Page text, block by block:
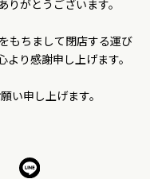
がとうございます。
もちまして閉店する運び
より感謝申し上げます。
い申し上げます。